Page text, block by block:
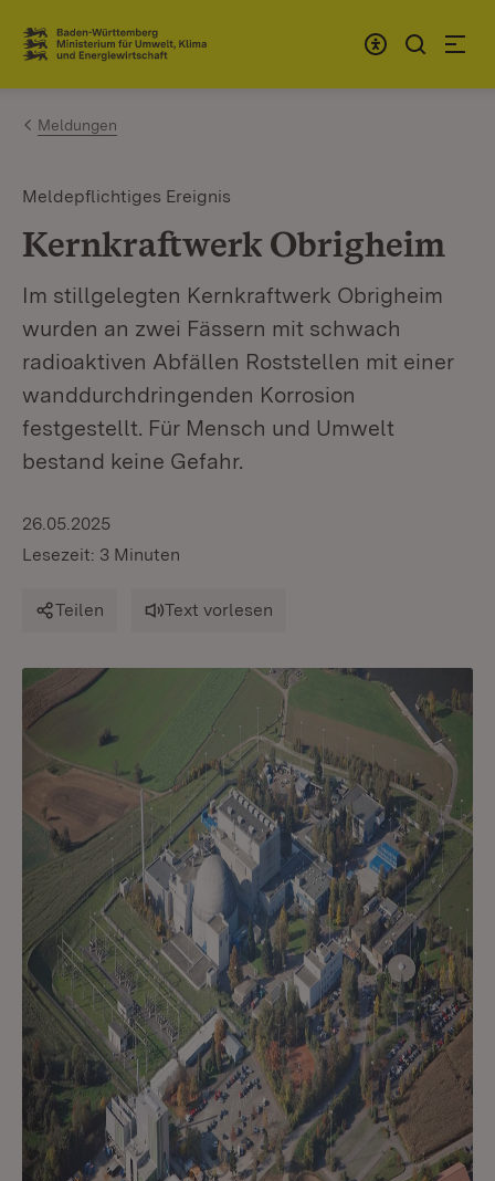
Zum Inhalt springen
Link zur Startseite
Meldungen
Meldepflichtiges Ereignis
Kernkraftwerk Obrigheim
Im stillgelegten Kernkraftwerk Obrigheim
wurden an zwei Fässern mit schwach
radioaktiven Abfällen Roststellen mit einer
wanddurchdringenden Korrosion
festgestellt. Für Mensch und Umwelt
bestand keine Gefahr.
26.05.2025
Lesezeit: 3 Minuten
Teilen Text vorlesen